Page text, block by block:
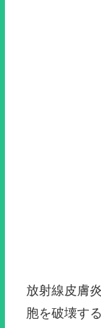
放射線皮膚
胞を破壊す